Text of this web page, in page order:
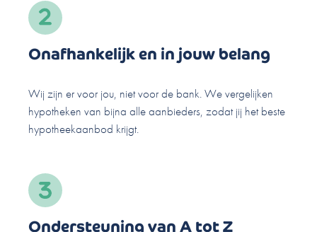
Onafhankelijk en in jouw belang
Wij zijn er voor jou, niet voor de bank. We vergelijken
hypotheken van bijna alle aanbieders, zodat jij het beste
hypotheekaanbod krijgt.
Ondersteuning van A tot Z